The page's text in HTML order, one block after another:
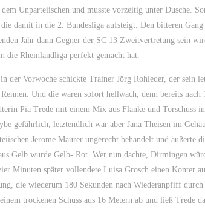
Unparteiischen und musste vorzeitig unter Dusche.
damit in die 2. Bundesliga aufsteigt. Den bitteren
Jahr dann Gegner der SC 13 Zweitvertretung sein
die Rheinlandliga perfekt gemacht hat.
der Vorwoche schickte Trainer Jörg Rohleder, der sein
Und die waren sofort hellwach, denn bereits
Pia Trede mit einem Mix aus Flanke und Torschuss
gefährlich, letztendlich war aber Jana Theisen im
Jerome Maurer ungerecht behandelt und äußerte
Gelb wurde Gelb- Rot. Wer nun dachte, Dirmingen
Minuten später vollendete Luisa Grosch einen Konter
die wiederum 180 Sekunden nach Wiederanpfiff
trockenen Schuss aus 16 Metern ab und ließ Trede